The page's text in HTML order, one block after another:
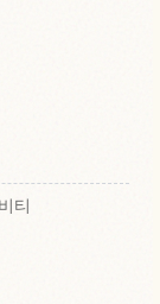
티